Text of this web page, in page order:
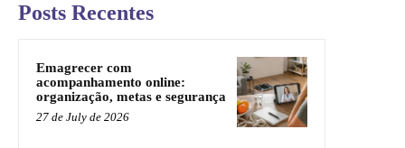
Posts Recentes
Emagrecer com
acompanhamento online:
organização, metas e segurança
27 de July de 2026